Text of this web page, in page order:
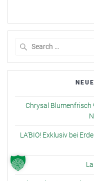
Chrysal Blumenfrisch
LA’BIO! Exklusiv bei
Chrysal: Trägt zu